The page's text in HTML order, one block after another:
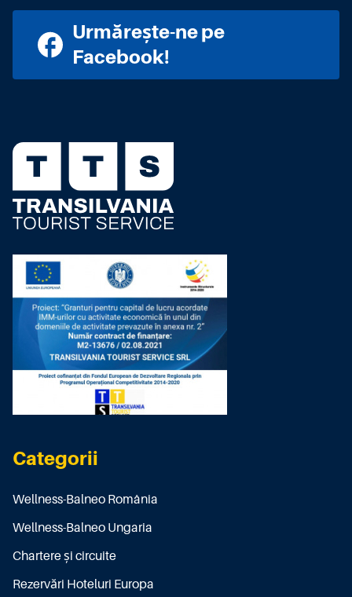
Urmărește-ne pe
Facebook!
Categorii
Wellness-Balneo România
Wellness-Balneo Ungaria
Chartere și circuite
Rezervări Hoteluri Europa